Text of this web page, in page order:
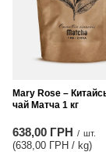
Mary Rose –
чай Матча 1 кг
638,00 ГРН / шт.
(638,00 ГРН / kg)